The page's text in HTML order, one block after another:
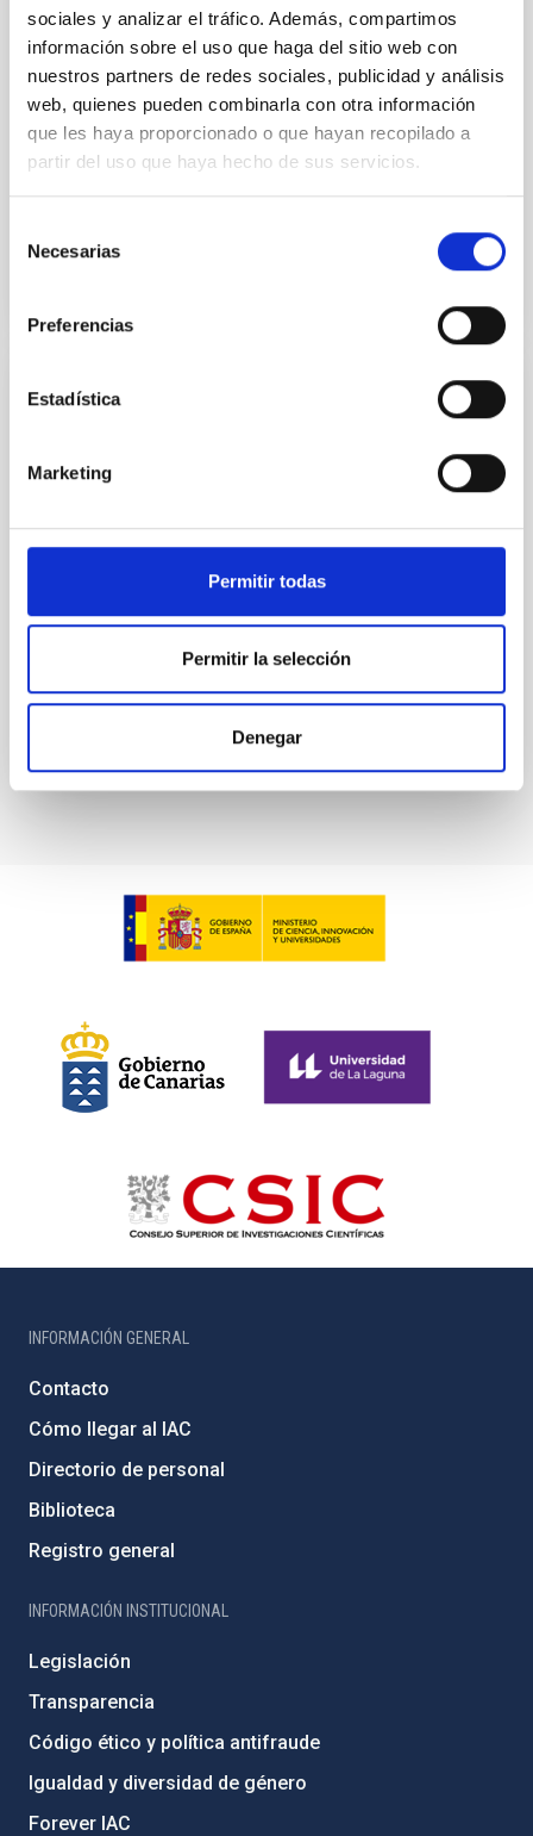
sociales y analizar el tráfico. Además, compartimos
información sobre el uso que haga del sitio web con
nuestros partners de redes sociales, publicidad y análisis
web, quienes pueden combinarla con otra información
que les haya proporcionado o que hayan recopilado a
partir del uso que haya hecho de sus servicios.
Necesarias
Preferencias
Estadística
Marketing
Permitir todas
Permitir la selección
Denegar
Observatory LLC
Regular las condiciones para la instalación del TMT
en el ORM, su futura operación y, cuando así se
decida de mutuo acuerdo, su demolición, retirada y
restauración del emplazamiento
Acuerdo de Colaboración entre Leading-On
espacio para crecer" en el Observatorio
Observatorio del Teide.
INFORMACIÓN GENERAL
Contacto
Cómo llegar al IAC
Directorio de personal
Biblioteca
Registro general
INFORMACIÓN INSTITUCIONAL
Legislación
Transparencia
Código ético y política antifraude
Igualdad y diversidad de género
Forever IAC